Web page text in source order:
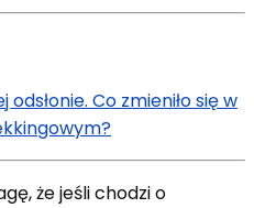
Co zmieniło się w
że jeśli chodzi o